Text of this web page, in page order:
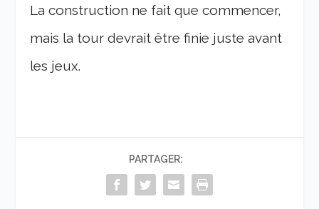
La construction ne fait que commencer,
mais la tour devrait être finie juste avant
les jeux.
PARTAGER: